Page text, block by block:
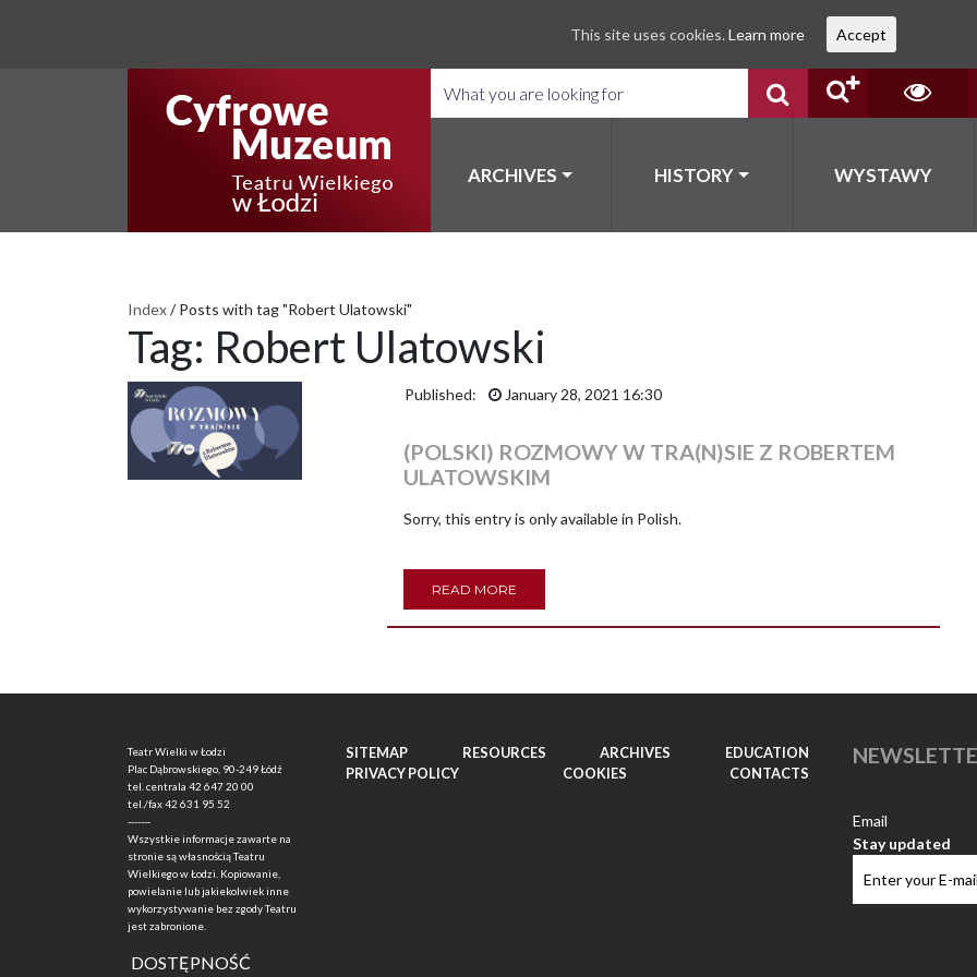
ARCHIVES HISTORY WYSTAWY
Index/ Posts with tag "Robert Ulatowski"
Tag: Robert Ulatowski
Published: January 28, 2021 16:30
(POLSKI) ROZMOWY W TRA(N)SIE Z ROBERTEM
ULATOWSKIM
Sorry, this entry is only available in Polish.
READ MORE
Teatr Wielki w Łodzi
Plac Dąbrowskiego, 90-249 Łódź
tel. centrala 42 647 20 00
tel./fax42 631 95 52
-------
Wszystkie informacje zawarte na
stronie są własnością Teatru
Wielkiego w Łodzi. Kopiowanie,
powielanie lub jakiekolwiek inne
wykorzystywanie bez zgody Teatru
jest zabronione.
DOSTĘPNOŚĆ
SITEMAP RESOURCES ARCHIVES
EDUCATION
PRIVACY POLICY
COOKIES CONTACTS
Email
Stay updated
This site uses cookies. Learn more Accept